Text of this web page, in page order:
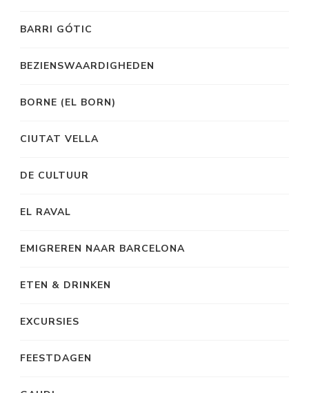
BARRI GÓTIC
BEZIENSWAARDIGHEDEN
BORNE (EL BORN)
CIUTAT VELLA
DE CULTUUR
EL RAVAL
EMIGREREN NAAR BARCELONA
ETEN & DRINKEN
EXCURSIES
FEESTDAGEN